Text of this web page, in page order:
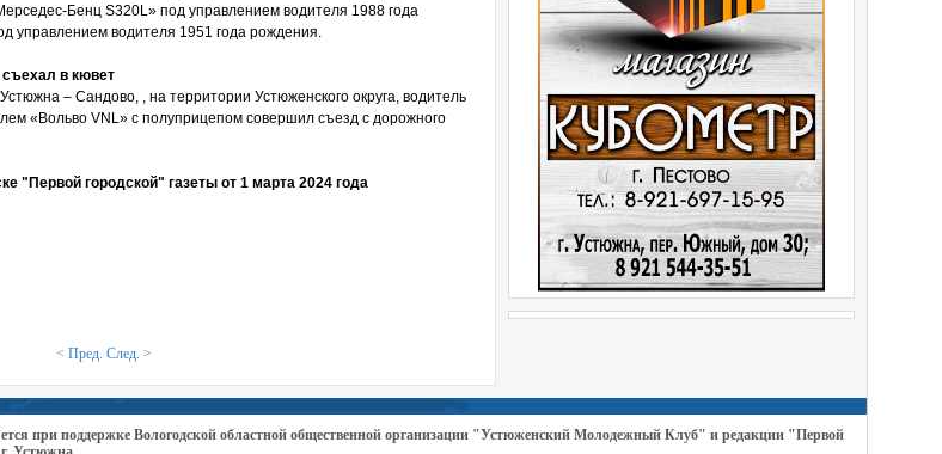
Бенц S320L» под управлением водителя 1988 года
управлением водителя 1951 года рождения.
съехал в кювет
– Сандово, , на территории Устюженского округа, водитель
«Вольво VNL» с полуприцепом совершил съезд с дорожного
"Первой городской" газеты от 1 марта 2024 года
< Пред. След. >
при поддержке Вологодской областной общественной организации "Устюженский Молодежный Клуб" и редакции "Первой